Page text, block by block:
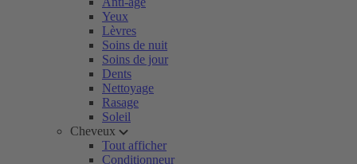
Yeux
Lèvres
Soins de nuit
Soins de jour
Dents
Nettoyage
Rasage
Soleil
Cheveux
Tout afficher
Conditionneur